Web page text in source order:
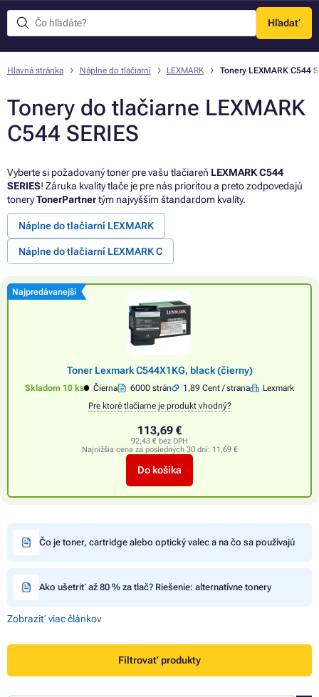
Hľadať
Menu
Hlavná stránka Náplne do tlačiarní LEXMARK Tonery LEXMARK C544
Tonery do tlačiarne LEXMARK
C544 SERIES
Vyberte si požadovaný toner pre vašu tlačiareň LEXMARK C544
SERIES! Záruka kvality tlače je pre nás prioritou a preto zodpovedajú
toneryTonerPartnertým najvyšším štandardom kvality.
Náplne do tlačiarní LEXMARK
Náplne do tlačiarní LEXMARK C
Najpredávanejší
Toner Lexmark C544X1KG, black (čierny)
Skladom 10 ks Čierna 6000 strán 1,89 Cent / strana
Lexmark
Pre ktoré tlačiarne je produkt vhodný?
113,69 €
92,43 € bez DPH
Najnižšia cena za posledných 30 dní: 11,69 €
Do košíka
Čo je toner, cartridge alebo optický valec a na čo sa používajú
Ako ušetriť až 80 % za tlač? Riešenie: alternatívne tonery
Zobraziť viac článkov
Filtrovať produkty